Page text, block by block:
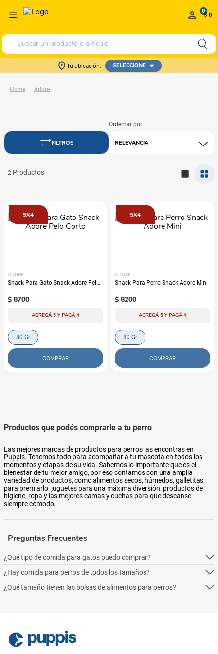
0$ 0
Buscar un producto o artículo
Tu ubicación: SELECCIONE
Adore
RELEVANCIA
2
5X4
ADORE
Snack Para Gato Snack Adore Pelo
$ 8700
AGREGÁ 5 Y PAGÁ 4
80 Gr
COMPRAR
5X4
ADORE
Snack Para Perro Snack Adore Mini
$ 8200
AGREGÁ 5 Y PAGÁ 4
80 Gr
COMPRAR
Productos que podés comprarle a tu perro
Las mejores marcas de productos para perros las encontras en
Puppis. Tenemos todo para acompañar a tu mascota en todos los
momentos y etapas de su vida. Sabemos lo importante que es el
bienestar de tu mejor amigo, por eso contamos con una amplia
variedad de productos, como alimentos secos, húmedos, galletitas
para premiarlo, juguetes para una máxima diversión, productos de
higiene, ropa y las mejores camas y cuchas para que descanse
siempre cómodo.
Preguntas Frecuentes
¿Qué tipo de comida para gatos puedo comprar?
Podés comprar online 5 tipos: alimento seco para perros, alimento
húmedo, alimento medicado, para necesidades especialesy alimentos
¿Hay comida para perros de todos los tamaños?
Podés comprar online 5 tipos: alimento seco para perros, alimento
¿Qué tamaño tienen las bolsas de alimentos para perros?